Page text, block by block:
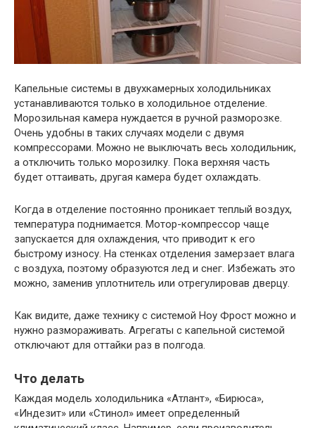
Капельные системы в двухкамерных холодильниках
устанавливаются только в холодильное отделение.
Морозильная камера нуждается в ручной разморозке.
Очень удобны в таких случаях модели с двумя
компрессорами. Можно не выключать весь холодильник,
а отключить только морозилку. Пока верхняя часть
будет оттаивать, другая камера будет охлаждать.
Когда в отделение постоянно проникает теплый воздух,
температура поднимается. Мотор-компрессор чаще
запускается для охлаждения, что приводит к его
быстрому износу. На стенках отделения замерзает влага
с воздуха, поэтому образуются лед и снег. Избежать это
можно, заменив уплотнитель или отрегулировав дверцу.
Как видите, даже технику с системой Ноу Фрост можно и
нужно размораживать. Агрегаты с капельной системой
отключают для оттайки раз в полгода.
Что делать
Каждая модель холодильника «Атлант», «Бирюса»,
«Индезит» или «Стинол» имеет определенный